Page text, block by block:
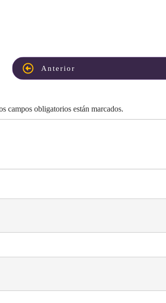
Anterior
campos obligatorios están marcados.